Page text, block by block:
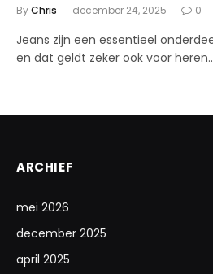
ByChris december 24, 2025 0
Jeans zijn een essentieel
en dat geldt zeker ook voor
ARCHIEF
mei 2026
december 2025
april 2025